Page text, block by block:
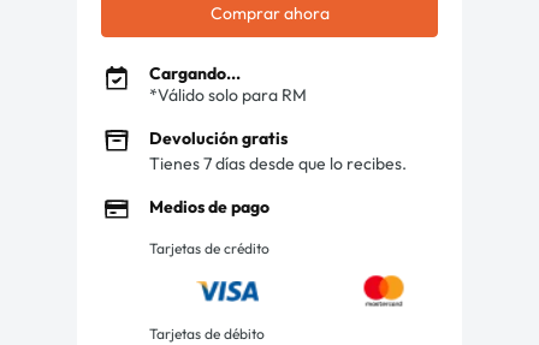
Comprar ahora
Cargando...
*Válido solo para RM
Devolución gratis
Tienes 7 días desde que lo recibes.
Medios de pago
Tarjetas de crédito
Tarjetas de débito